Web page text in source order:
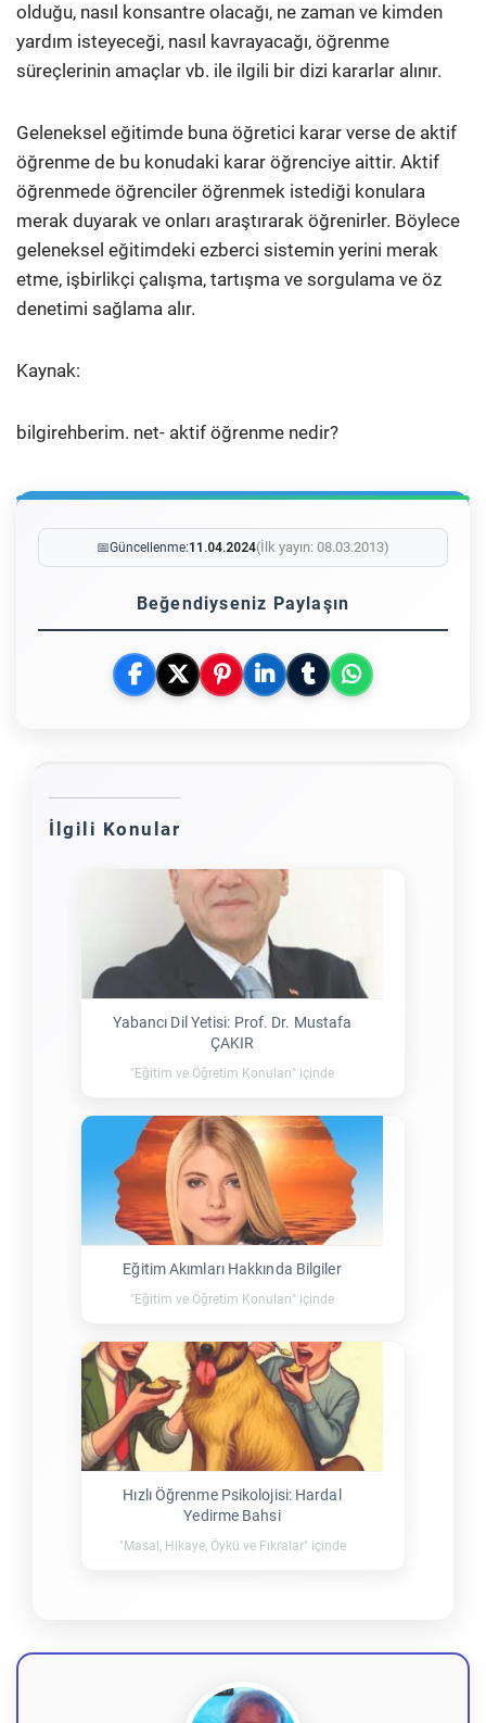
olduğu, nasıl konsantre olacağı, ne zaman ve kimden
yardım isteyeceği, nasıl kavrayacağı, öğrenme
süreçlerinin amaçlar vb. ile ilgili bir dizi kararlar alınır.
Geleneksel eğitimde buna öğretici karar verse de aktif
öğrenme de bu konudaki karar öğrenciye aittir. Aktif
öğrenmede öğrenciler öğrenmek istediği konulara
merak duyarak ve onları araştırarak öğrenirler. Böylece
geleneksel eğitimdeki ezberci sistemin yerini merak
etme, işbirlikçi çalışma, tartışma ve sorgulama ve öz
denetimi sağlama alır.
Kaynak:
bilgirehberim. net- aktif öğrenme nedir?
📅Güncellenme:11.04.2024(İlk yayın: 08.03.2013)
Beğendiyseniz Paylaşın
İlgili Konular
Yabancı Dil Yetisi: Prof. Dr. Mustafa
ÇAKIR
"Eğitim ve Öğretim Konuları" içinde
Eğitim Akımları Hakkında Bilgiler
"Eğitim ve Öğretim Konuları" içinde
Hızlı Öğrenme Psikolojisi: Hardal
Yedirme Bahsi
"Masal, Hikaye, Öykü ve Fıkralar" içinde